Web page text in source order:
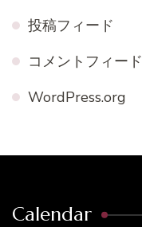
投稿フィード
コメントフィード
WordPress.org
Calendar